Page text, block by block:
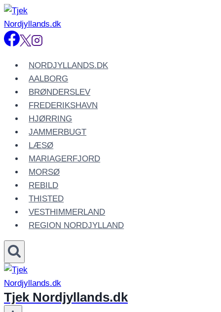
Fortsæt
til
indhold
NORDJYLLANDS.DK
AALBORG
BRØNDERSLEV
FREDERIKSHAVN
HJØRRING
JAMMERBUGT
LÆSØ
MARIAGERFJORD
MORSØ
REBILD
THISTED
VESTHIMMERLAND
REGION NORDJYLLAND
Tjek Nordjyllands.dk